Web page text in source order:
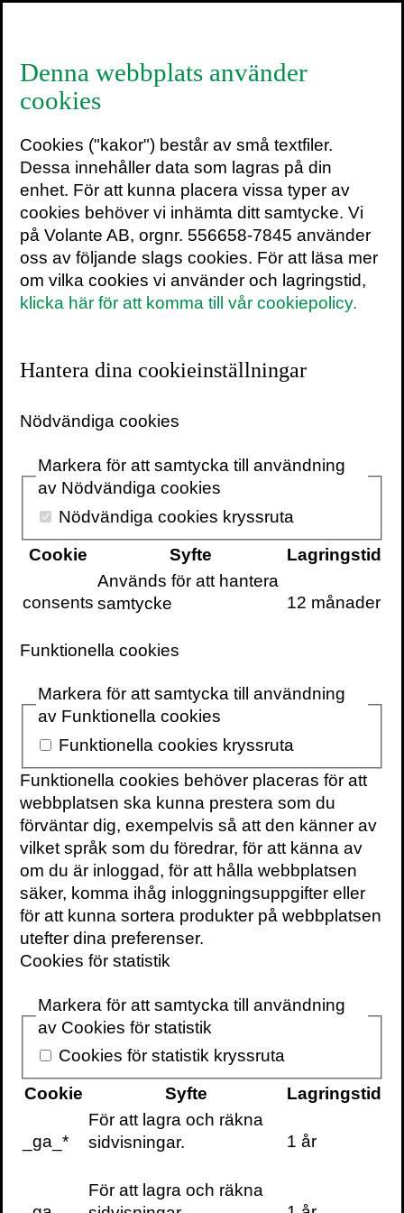
bieffekter?
5 november 2014 3 min
Idag är det självklart att sex inte behöver
innebära reproduktion. P-pillret har haft stor
betydelse för kvinnans självständighet och
som godkändes för försäljning i Sverige
östrogennivåer än moderna p-piller och
ganska snabbt visade forskning att
användandet ökade risken för blodproppar.
Sedan dess har p-piller blivit både svagare
och säkrare. Det är dock fortfarande vanligt
att p-piller uppmärksammas för sina mer
eller mindre säkerställda bieffekter.
P-pillret har haft stor
Många kvinnor undviker att äta p-piller på
grund av en rädsla för humörsvängningar
och nedsatt sexlust. Men i nuläget är det
oklart om moderna p-piller verkligen
orsakar dessa typer av bieffekter. Nu
planerar svenska forskare att undersöka
huruvida moderna p-piller verkligen
påverkar humöret eller ger minskad sexlust
i en ny studie. Personligen anser jag att
denna typ av studie är mycket angelägen
och jag tycker att det är oerhört positivt att
man prioriterar forskning som berör
studien skriver man att syftet med studien
är att slå hål på p-pillermyten. Detta
som ”ska inte en kvinna själv bedöma om
hon mår dåligt av p-piller eller inte?” och
”typiskt att man anser att kvinnor inbillar
sig”. Även om dessa reaktioner förvånade
mig håller jag med om att det är klumpigt att
man i medierapporteringen utgår från att p-
pillers psykiska effekter är en myt.
Denna webbplats använder
cookies
Cookies ("kakor") består av små textfiler.
Dessa innehåller data som lagras på din
enhet. För att kunna placera vissa typer av
cookies behöver vi inhämta ditt samtycke. Vi
på Volante AB, orgnr. 556658-7845 använder
oss av följande slags cookies. För att läsa mer
om vilka cookies vi använder och lagringstid,
klicka här för att komma till vår cookiepolicy.
Hantera dina cookieinställningar
Nödvändiga cookies
Markera för att samtycka till användning
av Nödvändiga cookies
Nödvändiga cookies kryssruta
Cookie
Syfte Lagringstid
consents
Används för att hantera
samtycke
12 månader
Funktionella cookies
Markera för att samtycka till användning
av Funktionella cookies
Funktionella cookies kryssruta
Funktionella cookies behöver placeras för att
webbplatsen ska kunna prestera som du
förväntar dig, exempelvis så att den känner av
vilket språk som du föredrar, för att känna av
om du är inloggad, för att hålla webbplatsen
säker, komma ihåg inloggningsuppgifter eller
för att kunna sortera produkter på webbplatsen
utefter dina preferenser.
Cookies för statistik
Markera för att samtycka till användning
av Cookies för statistik
Cookies för statistik kryssruta
Cookie
Syfte Lagringstid
_ga_*
För att lagra och räkna
sidvisningar.
1 år
För att lagra och räkna